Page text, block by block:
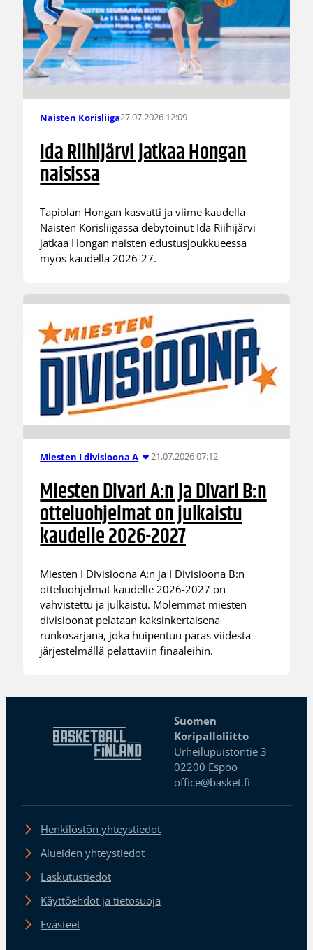
Naisten Korisliiga27.07.2026 12:09
Ida Riihijärvi jatkaa Hongan
naisissa
Tapiolan Hongan kasvatti ja viime kaudella
Naisten Korisliigassa debytoinut Ida Riihijärvi
jatkaa Hongan naisten edustusjoukkueessa
myös kaudella 2026-27.
Miesten I divisioona A 21.07.2026 07:12
Miesten Divari A:n ja Divari B:n
otteluohjelmat on julkaistu
kaudelle 2026-2027
Miesten I Divisioona A:n ja I Divisioona B:n
otteluohjelmat kaudelle 2026-2027 on
vahvistettu ja julkaistu. Molemmat miesten
divisioonat pelataan kaksinkertaisena
runkosarjana, joka huipentuu paras viidestä -
järjestelmällä pelattaviin finaaleihin.
Suomen
Koripalloliitto
Urheilupuistontie 3
02200 Espoo
office@basket.fi
Henkilöstön yhteystiedot
Alueiden yhteystiedot
Laskutustiedot
Käyttöehdot ja tietosuoja
Evästeet